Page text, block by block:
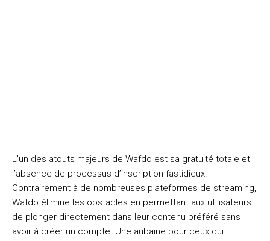
L’un des atouts majeurs de Wafdo est sa gratuité totale et
l’absence de processus d’inscription fastidieux.
Contrairement à de nombreuses plateformes de streaming,
Wafdo élimine les obstacles en permettant aux utilisateurs
de plonger directement dans leur contenu préféré sans
avoir à créer un compte. Une aubaine pour ceux qui